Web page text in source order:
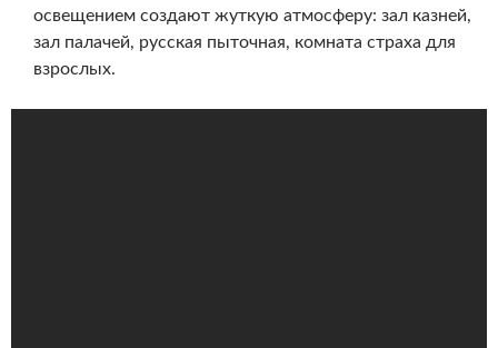
освещением создают жуткую атмосферу: зал казней,
зал палачей, русская пыточная, комната страха для
взрослых.